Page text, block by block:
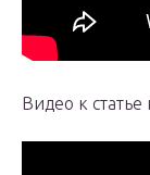
Видео к статье